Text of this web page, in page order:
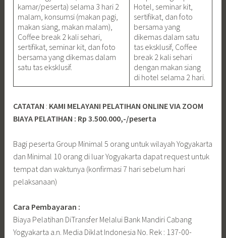
kamar/peserta) selama 3 hari 2
malam, konsumsi (makan pagi,
makan siang, makan malam),
Coffee break 2 kali sehari,
sertifikat, seminar kit, dan foto
bersama yang dikemas dalam
satu tas eksklusif.
Hotel, seminar kit,
sertifikat, dan foto
bersama yang
dikemas dalam satu
tas eksklusif, Coffee
break 2 kali sehari
dengan makan siang
di hotel selama 2 hari.
CATATAN : KAMI MELAYANI PELATIHAN ONLINE VIA ZOOM
BIAYA PELATIHAN : Rp 3.500.000,-/peserta
Bagi peserta Group Minimal 5 orang untuk wilayah Yogyakarta
dan Minimal 10 orang di luar Yogyakarta dapat request untuk
tempat dan waktunya (konfirmasi 7 hari sebelum hari
pelaksanaan)
Cara Pembayaran :
Biaya Pelatihan DiTransfer Melalui Bank Mandiri Cabang
Yogyakarta a.n. Media Diklat Indonesia No. Rek : 137-00-